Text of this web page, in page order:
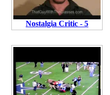
Nostalgia Critic - 5